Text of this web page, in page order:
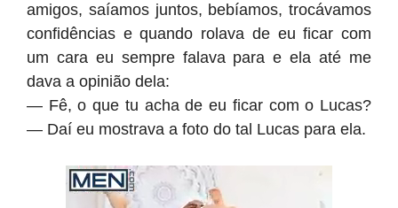
amigos, saíamos juntos, bebíamos, trocávamos
confidências e quando rolava de eu ficar com
um cara eu sempre falava para e ela até me
dava a opinião dela:
— Fê, o que tu acha de eu ficar com o Lucas?
— Daí eu mostrava a foto do tal Lucas para ela.